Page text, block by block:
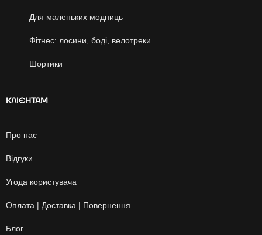
Для маленьких модниць
Фітнес: лосини, боді, велотреки
Шортики
КЛІЄНТАМ
Про нас
Відгуки
Угода користувача
Оплата | Доставка | Повернення
Блог